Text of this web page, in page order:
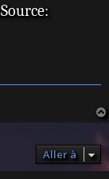
Aller à